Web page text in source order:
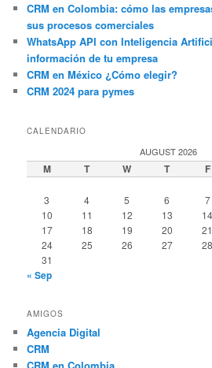
CRM en Colombia: cómo las
sus procesos comerciales
WhatsApp API con Inteligencia
información de tu empresa
CRM en México ¿Cómo elegir?
CRM 2024 para pymes
CALENDARIO
AUGUST 2026
M T W T F
3
4 5 6 7
10
11 12 13 14
17
18 19 20 21
24
25 26 27 28
31
« Sep
AMIGOS
Agencia Digital
CRM